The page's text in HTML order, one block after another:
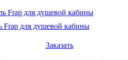
Frap для душевой кабины
Заказать